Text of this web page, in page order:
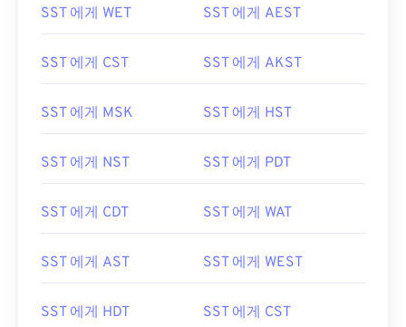
SST 에게 WET SST 에게 AEST
SST 에게 CST SST 에게 AKST
SST 에게 MSK SST 에게 HST
SST 에게 NST SST 에게 PDT
SST 에게 CDT SST 에게 WAT
SST 에게 AST SST 에게 WEST
SST 에게 HDT SST 에게 CST